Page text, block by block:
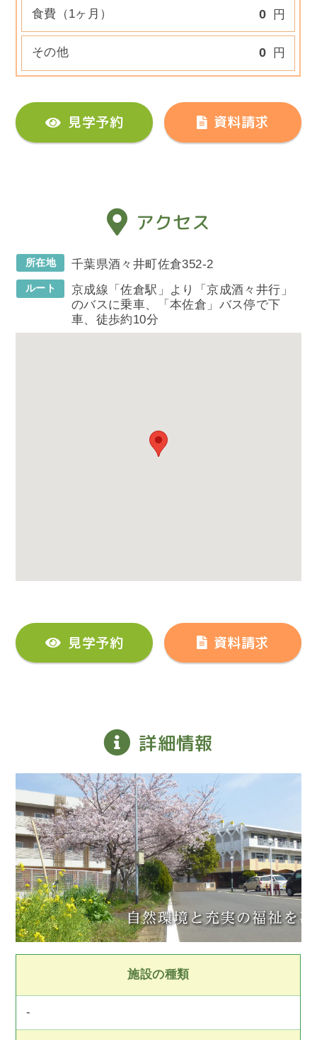
食費（1ヶ月） 0 円
その他 0 円
見学予約 資料請求
アクセス
所在地 千葉県酒々井町佐倉352-2
ルート
京成線「佐倉駅」より「京成酒々井行」
のバスに乗車、「本佐倉」バス停で下
車、徒歩約10分
見学予約 資料請求
詳細情報
施設の種類
-